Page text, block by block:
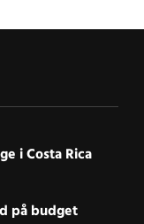
i Costa Rica
på budget